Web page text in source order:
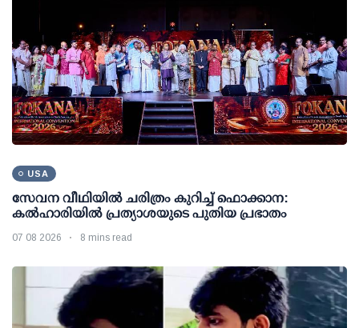
USA
സേവന വീഥിയില്‍ ചരിത്രം കുറിച്ച് ഫൊക്കാന:
കല്‍ഹാരിയില്‍ പ്രത്യാശയുടെ പുതിയ പ്രഭാതം
07 08 2026 8 mins read